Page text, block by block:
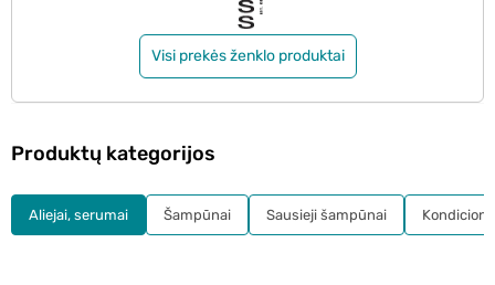
Visi prekės ženklo produktai
Produktų kategorijos
Aliejai, serumai Šampūnai Sausieji šampūnai